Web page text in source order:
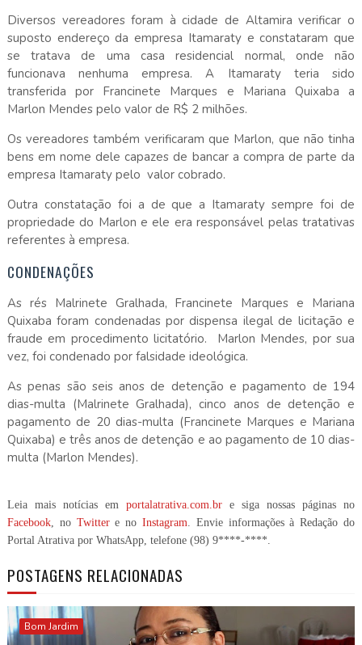
Diversos vereadores foram à cidade de Altamira verificar o
suposto endereço da empresa Itamaraty e constataram que
se tratava de uma casa residencial normal, onde não
funcionava nenhuma empresa. A Itamaraty teria sido
transferida por Francinete Marques e Mariana Quixaba a
Marlon Mendes pelo valor de R$ 2 milhões.
Os vereadores também verificaram que Marlon, que não tinha
bens em nome dele capazes de bancar a compra de parte da
empresa Itamaraty pelo valor cobrado.
Outra constatação foi a de que a Itamaraty sempre foi de
propriedade do Marlon e ele era responsável pelas tratativas
referentes à empresa.
CONDENAÇÕES
As rés Malrinete Gralhada, Francinete Marques e Mariana
Quixaba foram condenadas por dispensa ilegal de licitação e
fraude em procedimento licitatório.
Marlon Mendes, por sua
vez, foi condenado por falsidade ideológica.
As penas são seis anos de detenção e pagamento de 194
dias-multa (Malrinete Gralhada), cinco anos de detenção e
pagamento de 20 dias-multa (Francinete Marques e Mariana
Quixaba) e três anos de detenção e ao pagamento de 10 dias-
multa (Marlon Mendes).
Leia mais notícias em portalatrativa.com.br e siga nossas páginas no
Facebook, no Twittere noInstagram . Envie informações à Redação do
Portal Atrativa por WhatsApp, telefone (98) 9****-****
POSTAGENS RELACIONADAS
Bom Jardim